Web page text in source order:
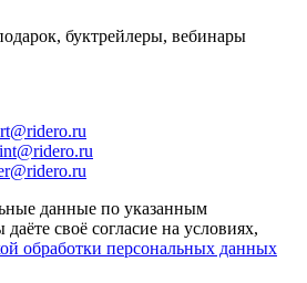
буктрейлеры, вебинары
данные по указанным
своё согласие на условиях,
обработки персональных данных